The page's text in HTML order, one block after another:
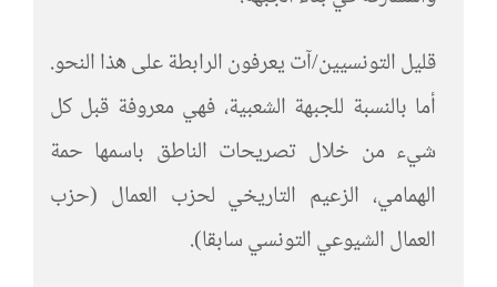
قليل التونسيين/آت يعرفون الرابطة على هذا النحو.
أما بالنسبة للجبهة الشعبية، فهي معروفة قبل كل
شيء من خلال تصريحات الناطق باسمها حمة
الهمامي، الزعيم التاريخي لحزب العمال (حزب
العمال الشيوعي التونسي سابقا).